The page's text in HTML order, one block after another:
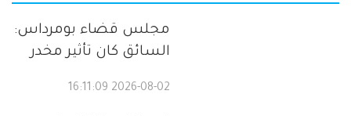
مجلس قضاء بومرداس:
السائق كان تأثير مخدر
2026-08-02 16:11:09